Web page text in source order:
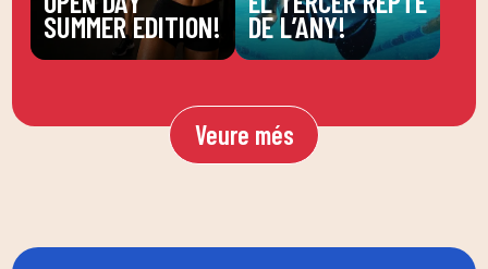
SUMMER EDITION! DE L’ANY!
Veure més